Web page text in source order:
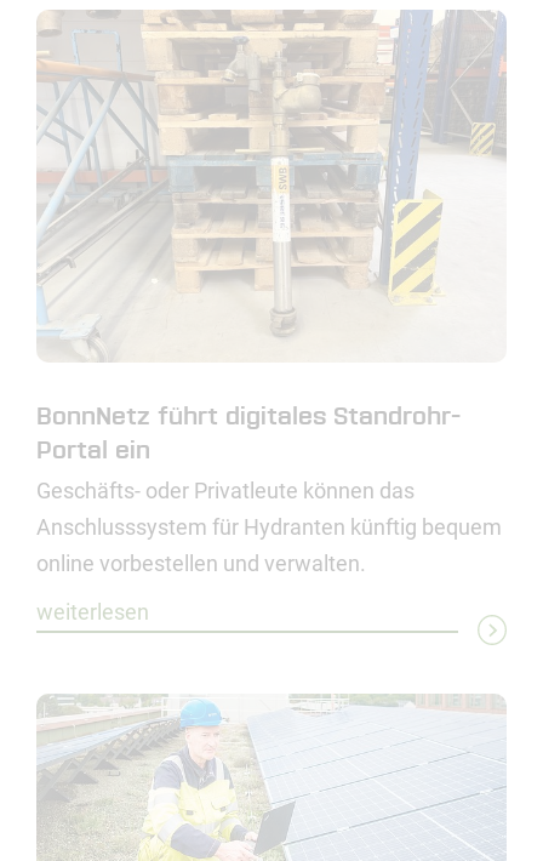
BonnNetz führt digitales Standrohr-
Portal ein
Geschäfts- oder Privatleute können das
Anschlusssystem für Hydranten künftig bequem
online vorbestellen und verwalten.
weiterlesen